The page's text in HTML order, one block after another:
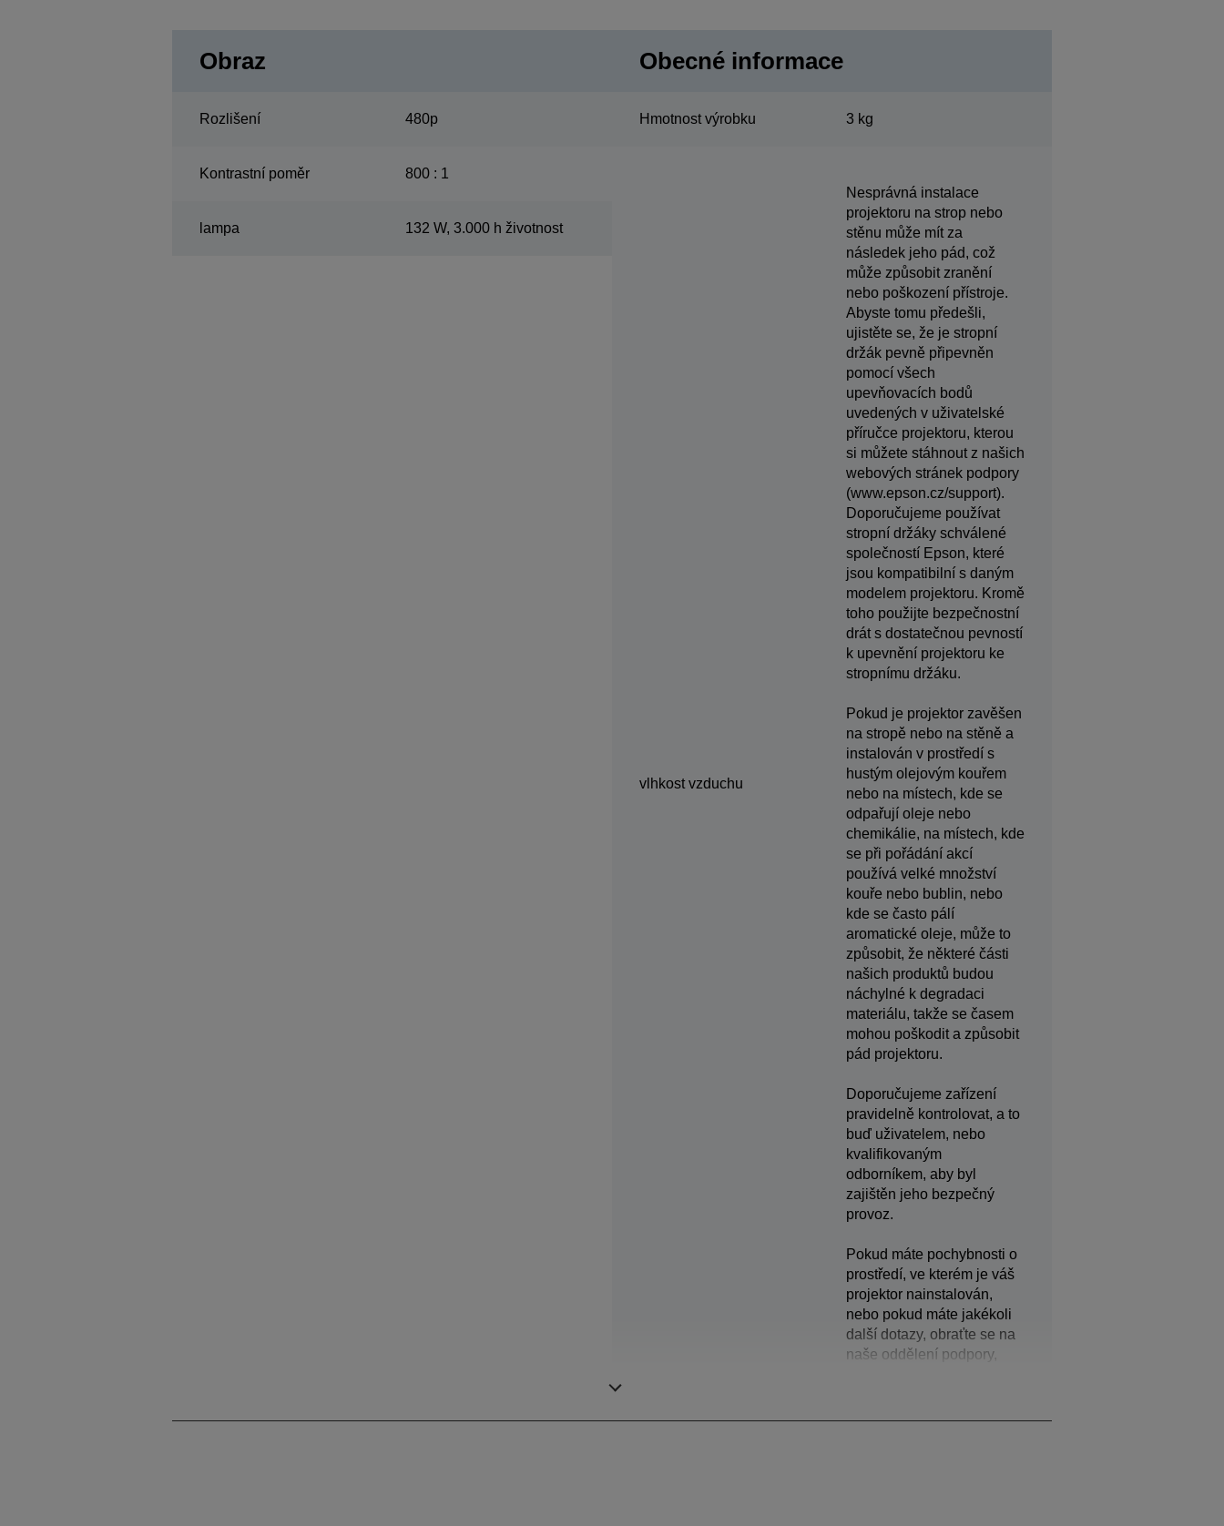
Obraz
Rozlišení 480p
Kontrastní poměr 800 : 1
lampa 132 W, 3.000 h životnost
Obecné informace
Hmotnost výrobku 3 kg
vlhkost vzduchu
Nesprávná instalace
projektoru na strop nebo
stěnu může mít za
následek jeho pád, což
může způsobit zranění
nebo poškození přístroje.
Abyste tomu předešli,
ujistěte se, že je stropní
držák pevně připevněn
pomocí všech
upevňovacích bodů
uvedených v uživatelské
příručce projektoru, kterou
si můžete stáhnout z našich
webových stránek podpory
(www.epson.cz/support).
Doporučujeme používat
stropní držáky schválené
společností Epson, které
jsou kompatibilní s daným
modelem projektoru. Kromě
toho použijte bezpečnostní
drát s dostatečnou pevností
k upevnění projektoru ke
stropnímu držáku.
Pokud je projektor zavěšen
na stropě nebo na stěně a
instalován v prostředí s
hustým olejovým kouřem
nebo na místech, kde se
odpařují oleje nebo
chemikálie, na místech, kde
se při pořádání akcí
používá velké množství
kouře nebo bublin, nebo
kde se často pálí
aromatické oleje, může to
způsobit, že některé části
našich produktů budou
náchylné k degradaci
materiálu, takže se časem
mohou poškodit a způsobit
pád projektoru.
Doporučujeme zařízení
pravidelně kontrolovat, a to
buď uživatelem, nebo
kvalifikovaným
odborníkem, aby byl
zajištěn jeho bezpečný
provoz.
Pokud máte pochybnosti o
prostředí, ve kterém je váš
projektor nainstalován,
nebo pokud máte jakékoli
další dotazy, obraťte se na
naše oddělení podpory,